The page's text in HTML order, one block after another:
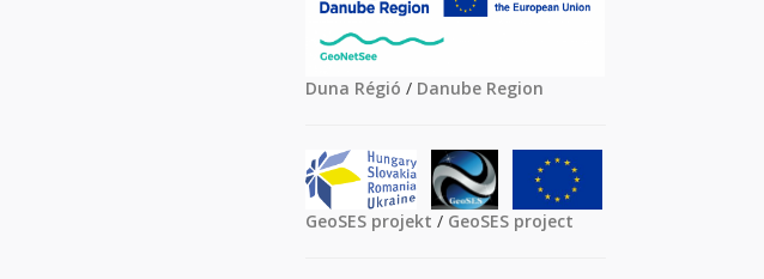
Duna Régió / Danube Region
GeoSES projekt / GeoSES project